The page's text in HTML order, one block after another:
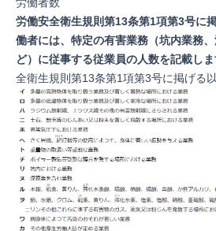
労働安全衛生規則第13条第1項第3号に
働者には、特定の有害業務（坑内業務
ど）に従事する従業員の人数を記載しま
全衛生規則第13条第1項第3号に掲げる